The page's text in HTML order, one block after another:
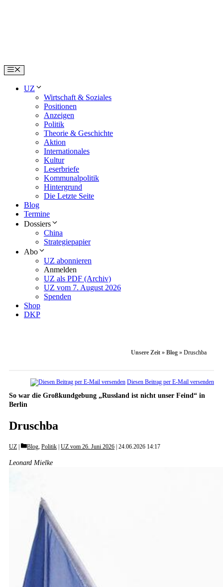
Menu
UZ
Wirtschaft & Soziales
Positionen
Anzeigen
Politik
Theorie & Geschichte
Aktion
Internationales
Kultur
Leserbriefe
Kommunalpolitik
Hintergrund
Die Letzte Seite
Blog
Termine
Dossiers
China
Strategiepapier
Abo
UZ abonnieren
Anmelden
UZ als PDF (Archiv)
UZ vom 7. August 2026
Spenden
Shop
DKP
Unsere Zeit » Blog » Druschba
Diesen Beitrag per E-Mail versenden
So war die Großkundgebung „Russland ist nicht unser Feind“ in
Berlin
Druschba
UZ Categories
Blog, Politik UZ vom 26. Juni 2026 24.06.2026 14:17
Leonard Mielke